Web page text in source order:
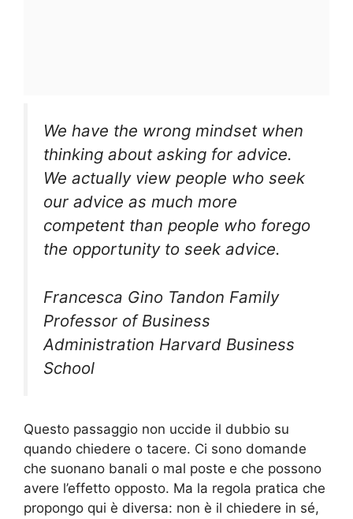
We have the wrong mindset when
thinking about asking for advice.
We actually view people who seek
our advice as much more
competent than people who forego
the opportunity to seek advice.
Francesca Gino Tandon Family
Professor of Business
Administration Harvard Business
School
Questo passaggio non uccide il dubbio su
quando chiedere o tacere. Ci sono domande
che suonano banali o mal poste e che possono
avere l’effetto opposto. Ma la regola pratica che
propongo qui è diversa: non è il chiedere in sé,